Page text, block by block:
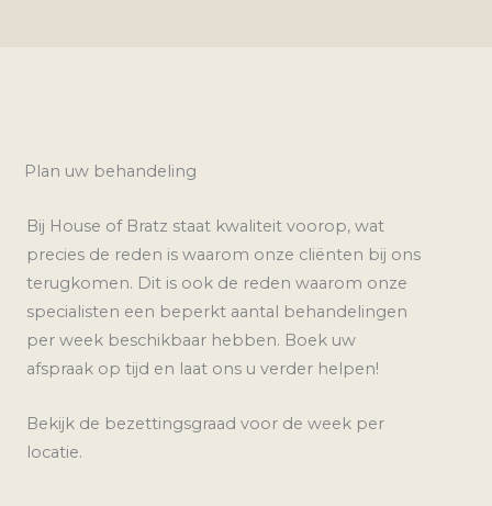
Plan uw behandeling
Bij House of Bratz staat kwaliteit voorop, wat
precies de reden is waarom onze cliënten bij ons
terugkomen. Dit is ook de reden waarom onze
specialisten een beperkt aantal behandelingen
per week beschikbaar hebben. Boek uw
afspraak op tijd en laat ons u verder helpen!
Bekijk de bezettingsgraad voor de week per
locatie.